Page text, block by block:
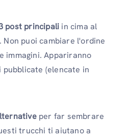
post principali in cima al
puoi cambiare l'ordine
immagini. Appariranno
(elencate in
per far sembrare
trucchi ti aiutano a